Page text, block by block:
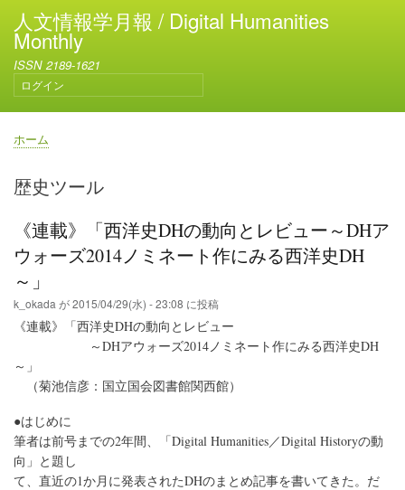
メ
イ
コ
テ
人文情報学月報 / Digital Humanities
Monthly
ISSN 2189-1621
ユ
ー
ザ
ー
カ
ン
ト
メ
ニ
ー
ログイン
パ
く
ホーム
歴史ツール
《連載》「西洋史DHの動向とレビュー～DHア
ウォーズ2014ノミネート作にみる西洋史DH
～」
k_okada が2015/04/29(水) - 23:08 に投稿
《連載》「西洋史DHの動向とレビュー
～DHアウォーズ2014ノミネート作にみる西洋史DH
～」
（菊池信彦：国立国会図書館関西館）
●はじめに
筆者は前号までの2年間、「Digital Humanities／Digital Historyの動
向」と題し
て、直近の1か月に発表されたDHのまとめ記事を書いてきた。だ